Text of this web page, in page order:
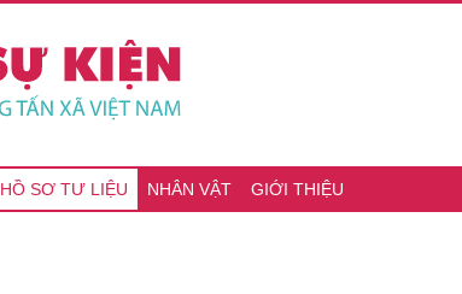
HỒ SƠ TƯ LIỆU NHÂN VẬT GIỚI THIỆU